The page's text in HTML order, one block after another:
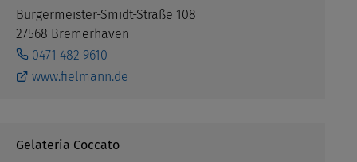
Bürgermeister-Smidt-Straße 108
27568 Bremerhaven
0471 482 9610
www.fielmann.de
Gelateria Coccato